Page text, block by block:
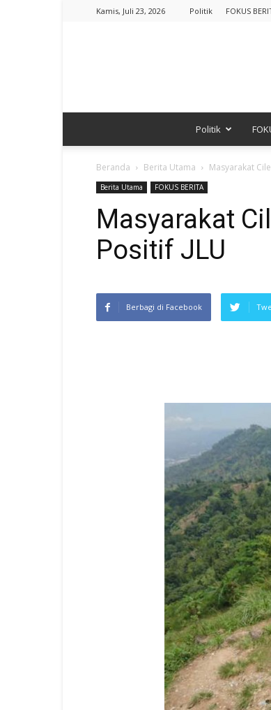
Kamis, Juli 23, 2026 Politik FOKUS
Politik
Beranda Berita Utama Masyarakat
Berita Utama FOKUS BERITA
Masyarakat
Positif JLU
Berbagi di Facebook